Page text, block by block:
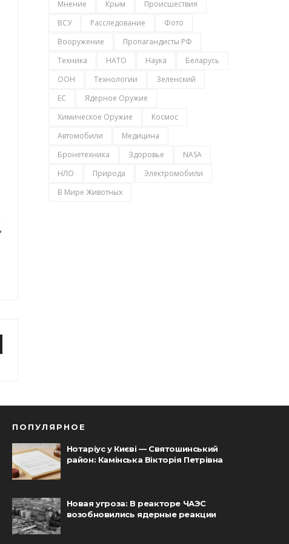
Мнение
Крым
Происшествия
ВСУ
Расследование
Фото
Вооружение
Пропагандисты РФ
Техника
НАТО Наука
Беларусь
ООН
Технологии
Зеленский
ЕС
Ядерное Оружие
Химическое Оружие
Космос
Автомобили
Медицина
Бронетехника
Здоровье
NASA
НЛО
Природа
Электромобили
В Мире Животных
ПОПУЛЯРНОЕ
Нотаріус у Києві — Святошинський
район: Камінська Вікторія Петрівна
Новая угроза: В реакторе ЧАЭС
возобновились ядерные реакции